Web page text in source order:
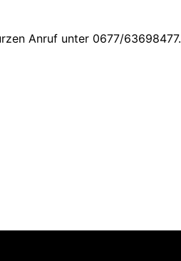
Anruf unter 0677/63698477.